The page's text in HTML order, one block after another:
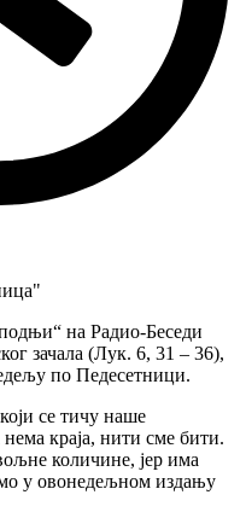
на Радио-Беседи
зачала (Лук. 6, 31 – 36),
по Педесетници.
се тичу наше
краја, нити сме бити.
количине, јер има
у овонедељном издању